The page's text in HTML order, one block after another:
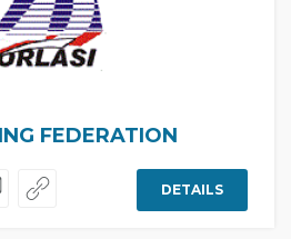
FEDERATION
DETAILS